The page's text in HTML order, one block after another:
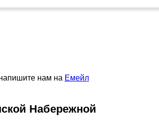
нам на Емейл
Набережной